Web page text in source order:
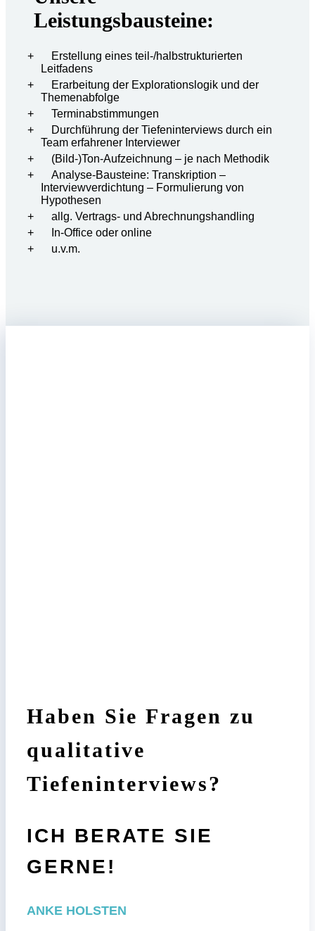
Leistungsbausteine:
Erstellung eines teil-/halbstrukturierten
Leitfadens
Erarbeitung der Explorationslogik und der
Themenabfolge
Terminabstimmungen
Durchführung der Tiefeninterviews durch ein
Team erfahrener Interviewer
(Bild-)Ton-Aufzeichnung – je nach Methodik
Analyse-Bausteine: Transkription –
Interviewverdichtung – Formulierung von
Hypothesen
allg. Vertrags- und Abrechnungshandling
In-Office oder online
u.v.m.
Haben Sie Fragen zu
qualitative
Tiefeninterviews?
ICH BERATE SIE
GERNE!
ANKE HOLSTEN